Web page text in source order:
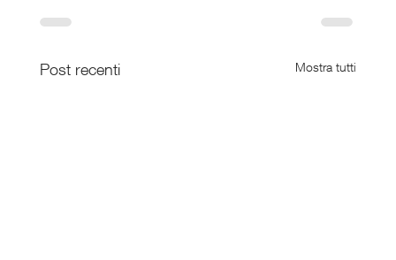
Post recenti Mostra tutti